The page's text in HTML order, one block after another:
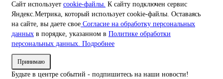
Сайт использует cookie-файлы. К cайту подключен сервис
Яндекс.Метрика, который использует cookie-файлы. Оставаясь
на сайте, вы даете свое Согласие на обработку персональных
данных в порядке, указанном в Политике обработки
персональных данных. Подробнее
Принимаю
Будьте в центре событий - подпишитесь на наши новости!